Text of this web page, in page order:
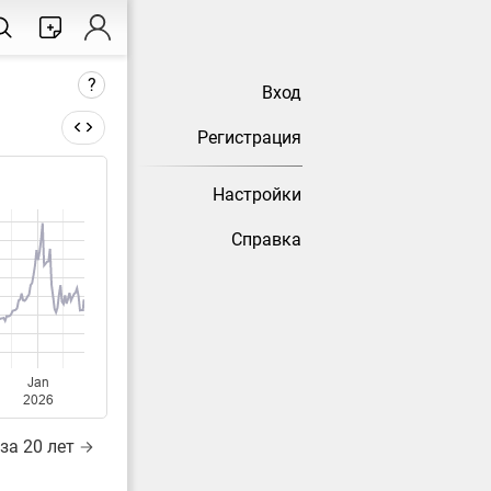
Вход
Регистрация
Настройки
Справка
?
Jan
2026
20 лет